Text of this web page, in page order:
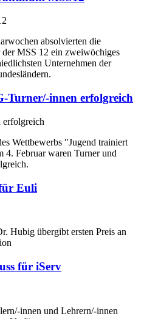
absolvierten die
MSS 12 ein zweiwöchiges
Unternehmen der
Turner/-innen erfolgreich
Wettbewerbs "Jugend trainiert
Februar waren Turner und
Euli
Hubig übergibt ersten Preis an
für iServ
innen und Lehrern/-innen